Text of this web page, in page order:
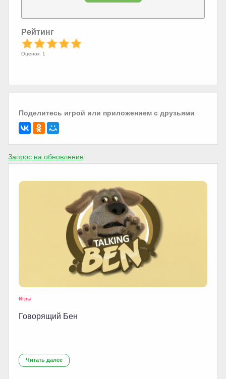
Рейтинг
Оценок: 1
Поделитесь игрой или приложением с друзьями
Запрос на обновление
Игры
Говорящий Бен
Читать далее